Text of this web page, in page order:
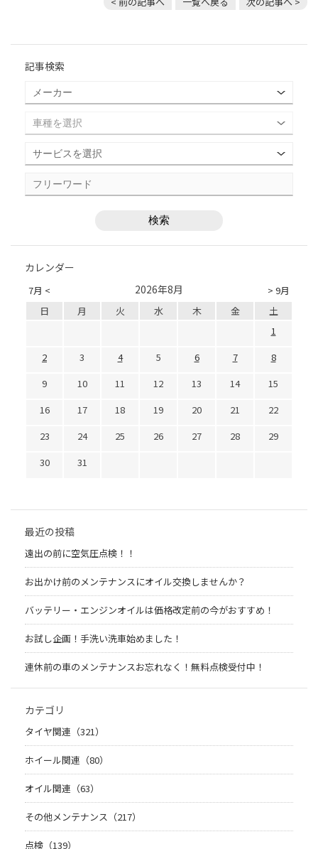
記事検索
カレンダー
7月 < > 9月
2026年8月
日 月 火 水 木 金
土
1
2
3 4 5 6 7
8
9
10 11 12 13 14
15
16
17 18 19 20 21
22
23
24 25 26 27 28
29
30
31
最近の投稿
遠出の前に空気圧点検！！
お出かけ前のメンテナンスにオイル交換しませんか？
バッテリー・エンジンオイルは価格改定前の今がおすすめ！
お試し企画！手洗い洗車始めました！
連休前の車のメンテナンスお忘れなく！無料点検受付中！
カテゴリ
タイヤ関連（321）
ホイール関連（80）
オイル関連（63）
その他メンテナンス（217）
点検（139）